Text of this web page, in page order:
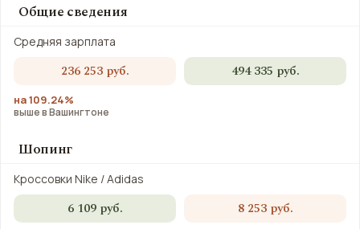
Общие сведения
Средняя зарплата
236 253 руб. 494 335 руб.
на 109.24%
выше в Вашингтоне
Шопинг
Кроссовки Nike / Adidas
6 109 руб. 8 253 руб.